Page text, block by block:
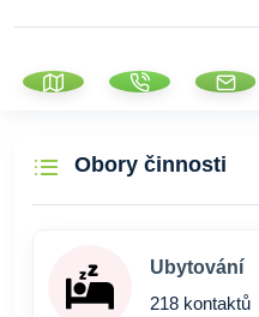
Obory činnosti
Ubytování
218 kontaktů